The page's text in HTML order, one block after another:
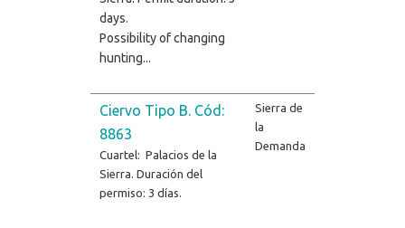
days.
Possibility of changing
hunting...
Ciervo Tipo B. Cód:
8863
Cuartel: Palacios de la
Sierra. Duración del
permiso: 3 días.
Sierra de
la
Demanda